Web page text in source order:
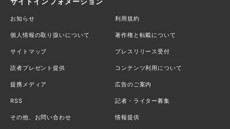
お知らせ 利用規約
個人情報の取り扱いについて 著作権と転載について
サイトマップ プレスリリース受付
読者プレゼント提供 コンテンツ利用について
提携メディア 広告のご案内
RSS 記者・ライター募集
その他、お問い合わせ 情報提供